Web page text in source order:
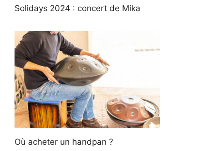
Solidays 2024 : concert de Mika
Où acheter un handpan ?